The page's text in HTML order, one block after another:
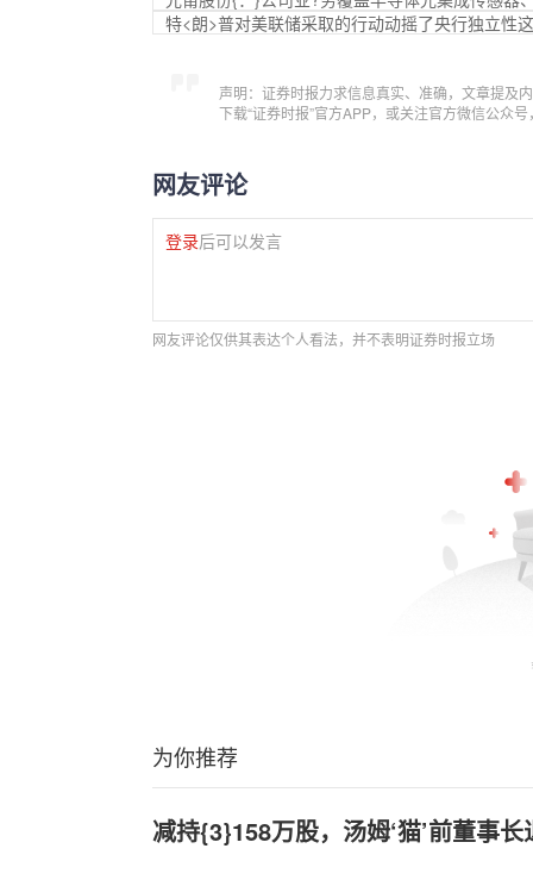
特<朗>普对美联储采取的行动动摇了央行独立性
声明：证券时报力求信息真实、准确，文章提及
下载“证券时报”官方APP，或关注官方微信公众
网友评论
登录后可以发言
网友评论仅供其表达个人看法，并不表明证券时报立场
为你推荐
减持{3}158万股，汤姆‘猫’前董事